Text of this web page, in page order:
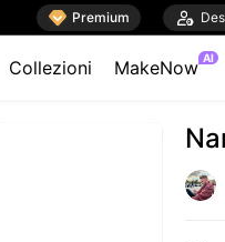
 Premium 
Collezioni MakeNow AI